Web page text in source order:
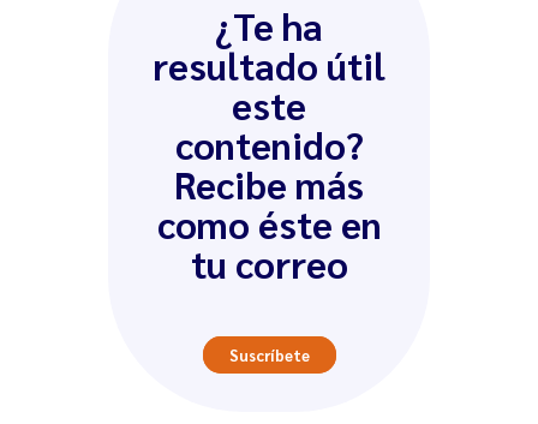
¿Te ha
resultado útil
este
contenido?
Recibe más
como éste en
tu correo
Suscríbete